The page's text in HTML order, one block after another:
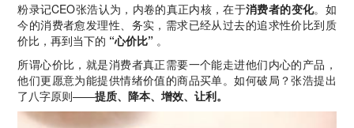
粉录记CEO张浩认为，内卷的真正内核，在于消费者的变化。如
今的消费者愈发理性、务实，需求已经从过去的追求性价比到质
价比，再到当下的 “心价比” 。
所谓心价比，就是消费者真正需要一个能走进他们内心的产品，
他们更愿意为能提供情绪价值的商品买单。如何破局？张浩提出
了八字原则——提质、降本、增效、让利。